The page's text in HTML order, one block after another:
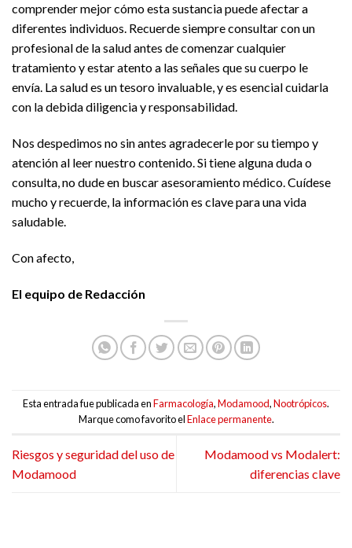
comprender mejor cómo esta sustancia puede afectar a
diferentes individuos. Recuerde siempre consultar con un
profesional de la salud antes de comenzar cualquier
tratamiento y estar atento a las señales que su cuerpo le
envía. La salud es un tesoro invaluable, y es esencial cuidarla
con la debida diligencia y responsabilidad.
Nos despedimos no sin antes agradecerle por su tiempo y
atención al leer nuestro contenido. Si tiene alguna duda o
consulta, no dude en buscar asesoramiento médico. Cuídese
mucho y recuerde, la información es clave para una vida
saludable.
Con afecto,
El equipo de Redacción
Esta entrada fue publicada enFarmacología,Modamood,Nootrópicos.
Marque como favorito elEnlace permanente.
Riesgos y seguridad del uso de
Modamood
Modamood vs Modalert:
diferencias clave